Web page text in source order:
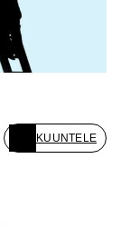
KUUNTELE